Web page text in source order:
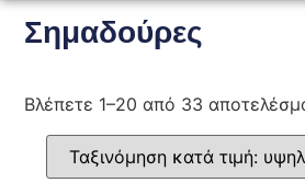
Σημαδούρες
Βλέπετε 1–20 από 33